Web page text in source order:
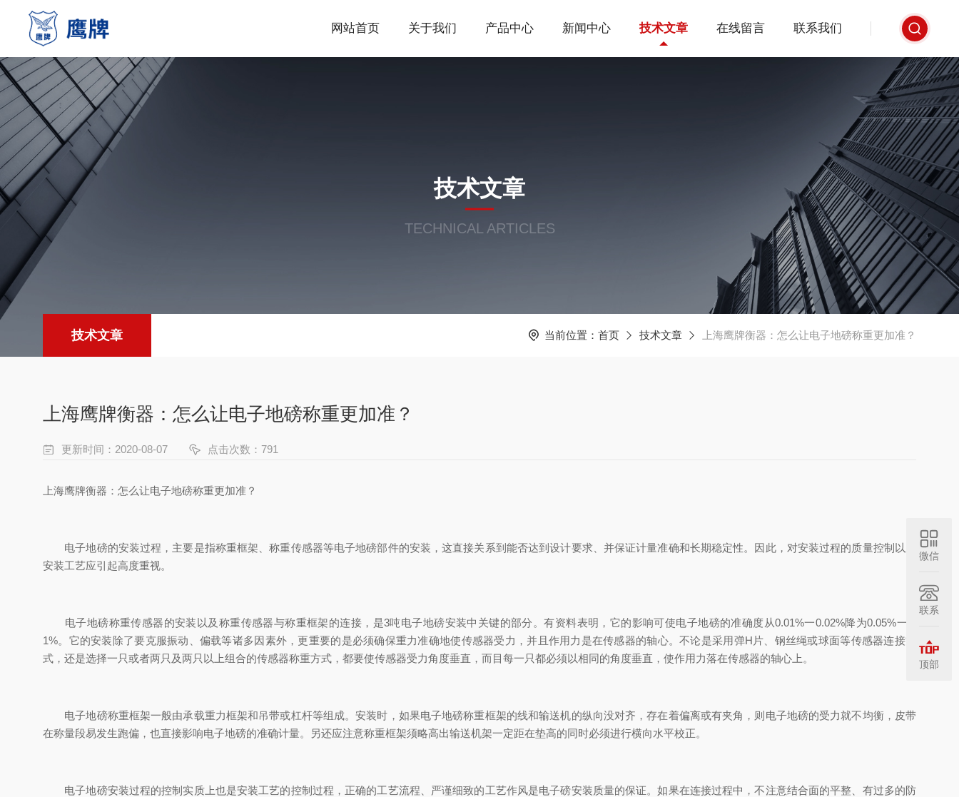
网站首页 关于我们 产品中心 新闻中心 技术文章 在线留言 联系我们
技术文章
TECHNICAL ARTICLES
技术文章 当前位置： 首页 技术文章 上海鹰牌衡器：怎么让电子地磅称重更加准？
上海鹰牌衡器：怎么让电子地磅称重更加准？
更新时间：2020-08-07 点击次数：791
上海鹰牌衡器：怎么让电子地磅称重更加准？
电子地磅的安装过程，主要是指称重框架、称重传感器等电子地磅部件的安装，这直接关系到能否达到设计要求、并保证计量准确和长期稳定性。因此，对安装过程的质量控制以及
安装工艺应引起高度重视。
电子地磅称重传感器的安装以及称重传感器与称重框架的连接，是3吨电子地磅安装中关键的部分。有资料表明，它的影响可使电子地磅的准确度从0.01%一0.02%降为0.05%一0.
1%。它的安装除了要克服振动、偏载等诸多因素外，更重要的是必须确保重力准确地使传感器受力，并且作用力是在传感器的轴心。不论是采用弹H片、钢丝绳或球面等传感器连接方
式，还是选择一只或者两只及两只以上组合的传感器称重方式，都要使传感器受力角度垂直，而目每一只都必须以相同的角度垂直，使作用力落在传感器的轴心上。
电子地磅称重框架一般由承载重力框架和吊带或杠杆等组成。安装时，如果电子地磅称重框架的线和输送机的纵向没对齐，存在着偏离或有夹角，则电子地磅的受力就不均衡，皮带
在称量段易发生跑偏，也直接影响电子地磅的准确计量。另还应注意称重框架须略高出输送机架一定距在垫高的同时必须进行横向水平校正。
电子地磅安装过程的控制实质上也是安装工艺的控制过程，正确的工艺流程、严谨细致的工艺作风是电子磅安装质量的保证。如果在连接过程中，不注意结合面的平整、有过多的防
微信
联系
顶部